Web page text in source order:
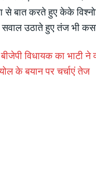
से बात करते हुए केके
सवाल उठाते हुए तंज भी
विधायक का भाटी ने
के बयान पर चर्चाएं तेज